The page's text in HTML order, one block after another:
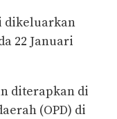
dikeluarkan
22 Januari
diterapkan di
(OPD) di